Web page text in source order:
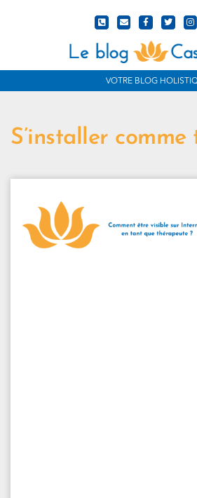
VOTRE BLOG
S’installer